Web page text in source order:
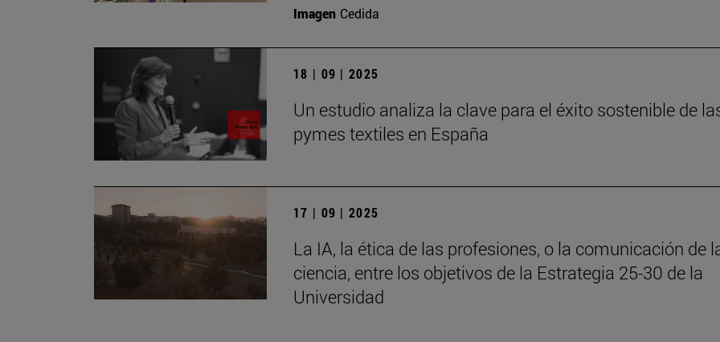
Imagen Cedida
18 | 09 | 2025
Un estudio analiza la clave para el éxito sostenible de
pymes textiles en España
17 | 09 | 2025
La IA, la ética de las profesiones, o la comunicación de
ciencia, entre los objetivos de la Estrategia 25-30 de la
Universidad